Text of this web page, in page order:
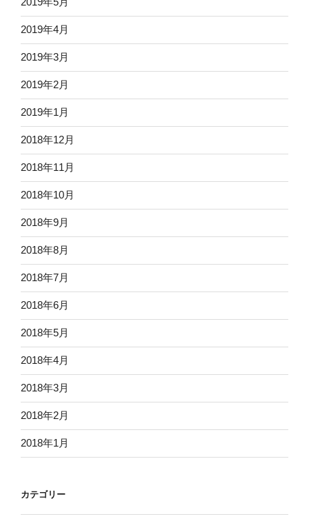
2019年4月
2019年3月
2019年2月
2019年1月
2018年12月
2018年11月
2018年10月
2018年9月
2018年8月
2018年7月
2018年6月
2018年5月
2018年4月
2018年3月
2018年2月
2018年1月
カテゴリー